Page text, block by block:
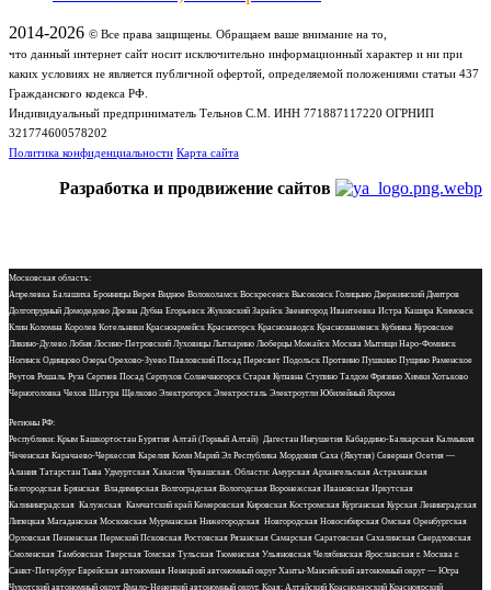
2014-2026 © Все права защищены. Обращаем ваше внимание на то,
что данный интернет сайт носит исключительно информационный характер и ни при
каких условиях не является публичной офертой, определяемой положениями статьи 437
Гражданского кодекса РФ.
Индивидуальный предприниматель Тельнов С.М. ИНН 771887117220 ОГРНИП
321774600578202
Политика конфиденциальности Карта сайта
Разработка и продвижение сайтов
Московская область:
Апрелевка Балашиха Бронницы Верея Видное Волоколамск Воскресенск Высоковск Голицыно Дзержинский Дмитров
Долгопрудный Домодедово Дрезна Дубна Егорьевск Жуковский Зарайск Звенигород Ивантеевка Истра Кашира Климовск
Клин Коломна Королев Котельники Красноармейск Красногорск Краснозаводск Краснознаменск Кубинка Куровское
Ликино-Дулево Лобня Лосино-Петровский Луховицы Лыткарино Люберцы Можайск Москва Мытищи Наро-Фоминск
Ногинск Одинцово Озеры Орехово-Зуево Павловский Посад Пересвет Подольск Протвино Пушкино Пущино Раменское
Реутов Рошаль Руза Сергиев Посад Серпухов Солнечногорск Старая Купавна Ступино Талдом Фрязино Химки Хотьково
Черноголовка Чехов Шатура Щелково Электрогорск Электросталь Электроугли Юбилейный Яхрома
Регионы РФ:
Республики: Крым Башкортостан Бурятия Алтай (Горный Алтай) Дагестан Ингушетия Кабардино-Балкарская Калмыкия
Чеченская Карачаево-Черкессия Карелия Коми Марий Эл Республика Мордовия Саха (Якутия) Северная Осетия —
Алания Татарстан Тыва Удмуртская Хакасия Чувашская. Области: Амурская Архангельская Астраханская
Белгородская Брянская Владимирская Волгоградская Вологодская Воронежская Ивановская Иркутская
Калининградская Калужская Камчатский край Кемеровская Кировская Костромская Курганская Курская Ленинградская
Липецкая Магаданская Московская Мурманская Нижегородская Новгородская Новосибирская Омская Оренбургская
Орловская Пензенская Пермский Псковская Ростовская Рязанская Самарская Саратовская Сахалинская Свердловская
Смоленская Тамбовская Тверская Томская Тульская Тюменская Ульяновская Челябинская Ярославская г. Москва г.
Санкт-Петербург Еврейская автономная Ненецкий автономный округ Ханты-Мансийский автономный округ — Югра
Чукотский автономный округ Ямало-Ненецкий автономный округ. Края: Алтайский Краснодарский Красноярский